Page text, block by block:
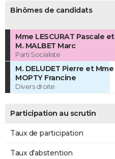
Binômes de candidats
Mme LESCURAT Pascale et
M. MALBET Marc
Parti Socialiste
M. DELUDET Pierre et Mme
MOPTY Francine
Divers droite
Participation au scrutin
Taux de participation
Taux d'abstention